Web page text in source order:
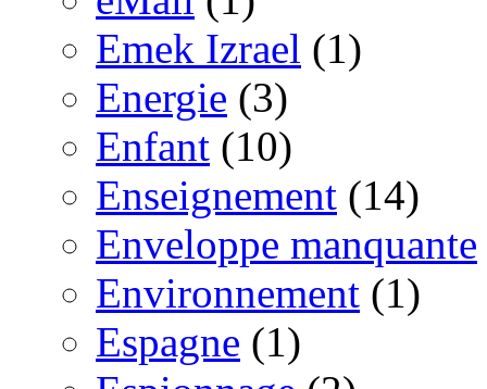
Emek Izrael (1)
Energie (3)
Enfant (10)
Enseignement (14)
Enveloppe manquante
Environnement (1)
Espagne (1)